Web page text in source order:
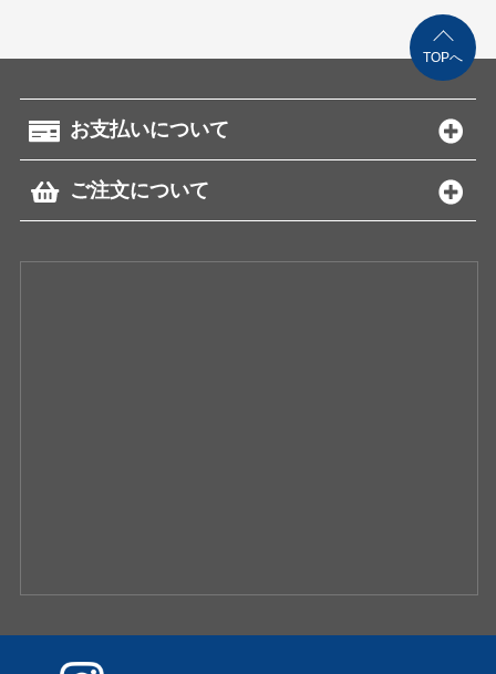
お支払いについて
ご注文について
TOPへ